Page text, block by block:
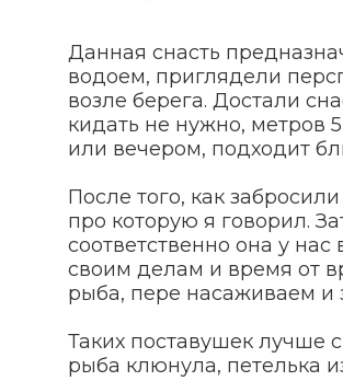
Данная снасть
водоем, приглядели
возле берега. Достали
кидать не нужно, метров
или вечером, подходит
После того, как
про которую я говорил.
соответственно она у
своим делам и время от
рыба, пере насаживаем и
Таких поставушек лучше
рыба клюнула, петелька